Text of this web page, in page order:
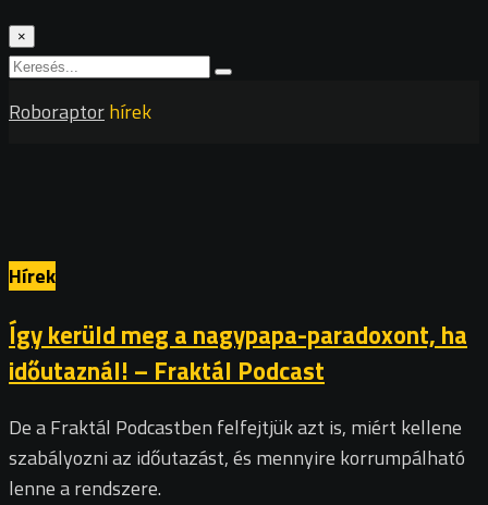
×
Roboraptorhírek
Hírek
Így kerüld meg a nagypapa-paradoxont, ha
időutaznál! – Fraktál Podcast
De a Fraktál Podcastben felfejtjük azt is, miért kellene
szabályozni az időutazást, és mennyire korrumpálható
lenne a rendszere.